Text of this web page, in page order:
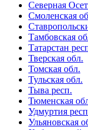
Северная
Смоленская
Тамбовская
Татарстан
Тверская обл.
Томская обл.
Тульская обл.
Тыва респ.
Тюменская
Удмуртия
Ульяновская